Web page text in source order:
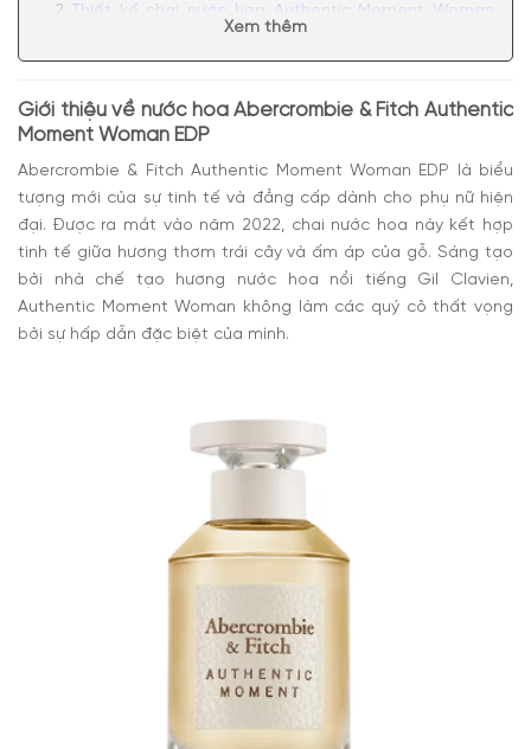
Thiết kế chai nước hoa Authentic Moment Woman
Mùi hương nước hoa Authentic Moment Woman EDP
Authentic Moment Woman EDP
Xem thêm
Giới thiệu về nước hoa Abercrombie & Fitch Authentic
Moment Woman EDP
Abercrombie & Fitch Authentic Moment Woman EDP là biểu
tượng mới của sự tinh tế và đẳng cấp dành cho phụ nữ hiện
đại. Được ra mắt vào năm 2022, chai nước hoa này kết hợp
tinh tế giữa hương thơm trái cây và ấm áp của gỗ. Sáng tạo
bởi nhà chế tạo hương nước hoa nổi tiếng Gil Clavien,
Authentic Moment Woman không làm các quý cô thất vọng
bởi sự hấp dẫn đặc biệt của mình.